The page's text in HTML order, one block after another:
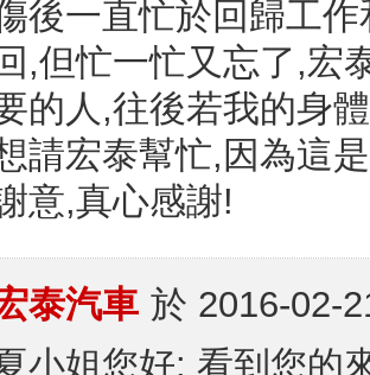
後一直忙於回歸工
,但忙一忙又忘了,宏
的人,往後若我的身
請宏泰幫忙,因為這
意,真心感謝!
泰汽車 於 2016-02-
小姐您好: 看到您的